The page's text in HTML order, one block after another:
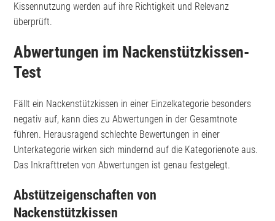
Kissennutzung werden auf ihre Richtigkeit und Relevanz
überprüft.
Abwertungen im Nackenstützkissen-
Test
Fällt ein Nackenstützkissen in einer Einzelkategorie besonders
negativ auf, kann dies zu Abwertungen in der Gesamtnote
führen. Herausragend schlechte Bewertungen in einer
Unterkategorie wirken sich mindernd auf die Kategorienote aus.
Das Inkrafttreten von Abwertungen ist genau festgelegt.
Abstützeigenschaften von
Nackenstützkissen